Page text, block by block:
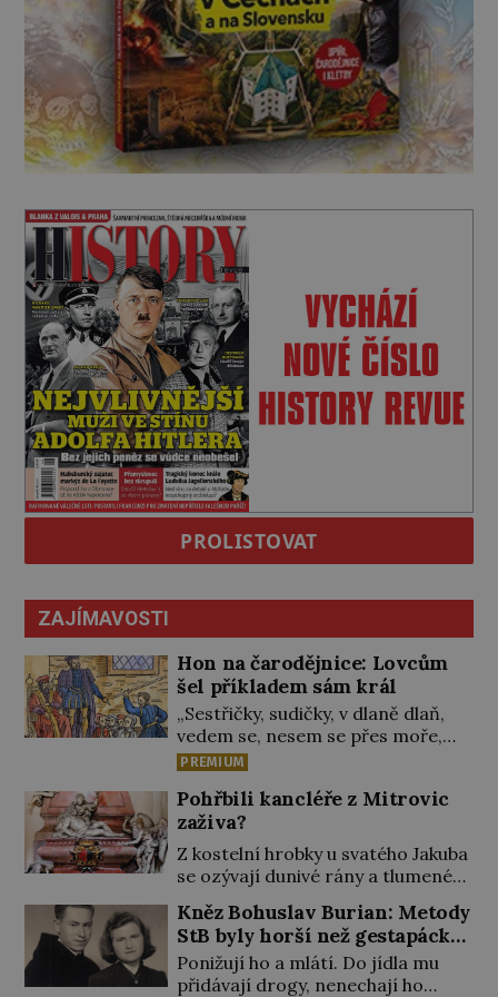
PROLISTOVAT
ZAJÍMAVOSTI
Hon na čarodějnice: Lovcům
šel příkladem sám král
„Sestřičky, sudičky, v dlaně dlaň,
vedem se, nesem se přes moře,
pláň, kouzlo teď točme kol a kol.“
diváci v hledišti napětím ani
nedýchají. Píše se rok 1606 a
populární anglický dramatik
William Shakespeare uvádí svou
Tragédii o Macbethovi. Napsal ji
pro krále Jakuba I., jenž v roce
1603 vystřídal […]
PREMIUM
Pohřbili kancléře z Mitrovic
zaživa?
Z kostelní hrobky u svatého Jakuba
se ozývají dunivé rány a tlumené
pověrčiví lidé. Ani za dvě kopy
grošů by se nikdo neodvážil
podzemní hrobku otevřít a její
poklop tak raději jen skrápí
Kněz Bohuslav Burian: Metody
StB byly horší než gestapácké
trýznění
Ponižují ho a mlátí. Do jídla mu
přidávají drogy, nenechají ho